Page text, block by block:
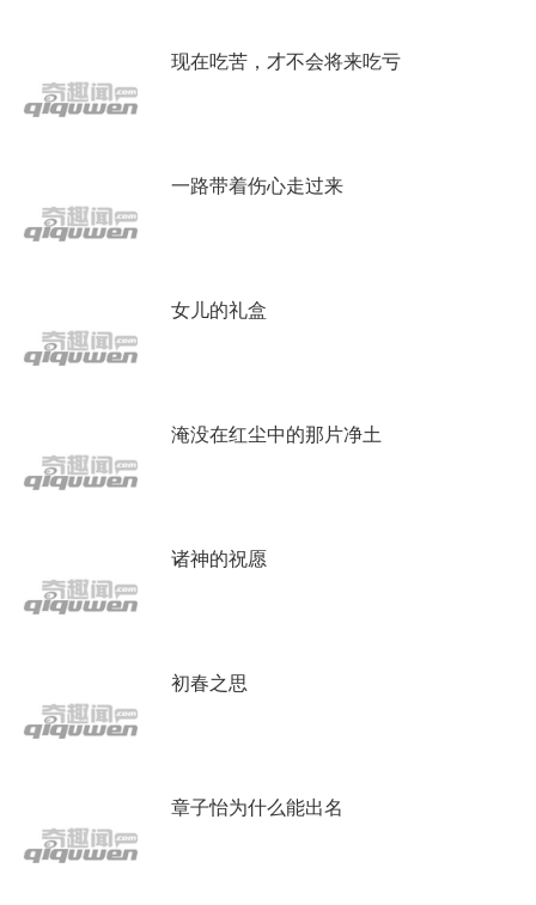
现在吃苦，才不会将来吃亏
一路带着伤心走过来
女儿的礼盒
淹没在红尘中的那片净土
诸神的祝愿
初春之思
章子怡为什么能出名